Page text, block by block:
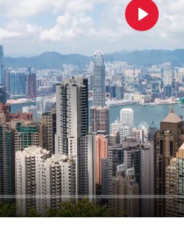
Play